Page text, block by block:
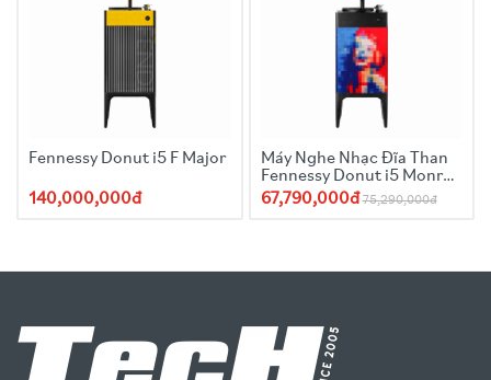
Fennessy Donut i5 F Major
140,000,000đ
Máy Nghe Nhạc Đĩa Than
Fennessy Donut i5 Monroe
Edition
67,790,000đ 75,290,000đ